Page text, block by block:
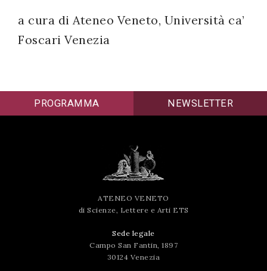
a cura di Ateneo Veneto, Università ca’
Foscari Venezia
PROGRAMMA NEWSLETTER
ATENEO VENETO
di Scienze, Lettere e Arti ETS
Sede legale
Campo San Fantin, 1897
30124 Venezia